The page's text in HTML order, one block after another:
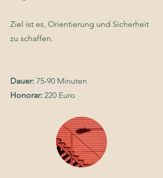
Ziel ist es, Orientierung und Sicherheit
zu schaffen.
Dauer: 75-90 Minuten
Honorar: 220 Euro